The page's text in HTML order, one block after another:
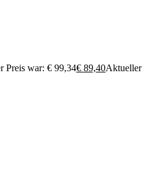
Preis war: € 99,34€ 89,40Aktueller